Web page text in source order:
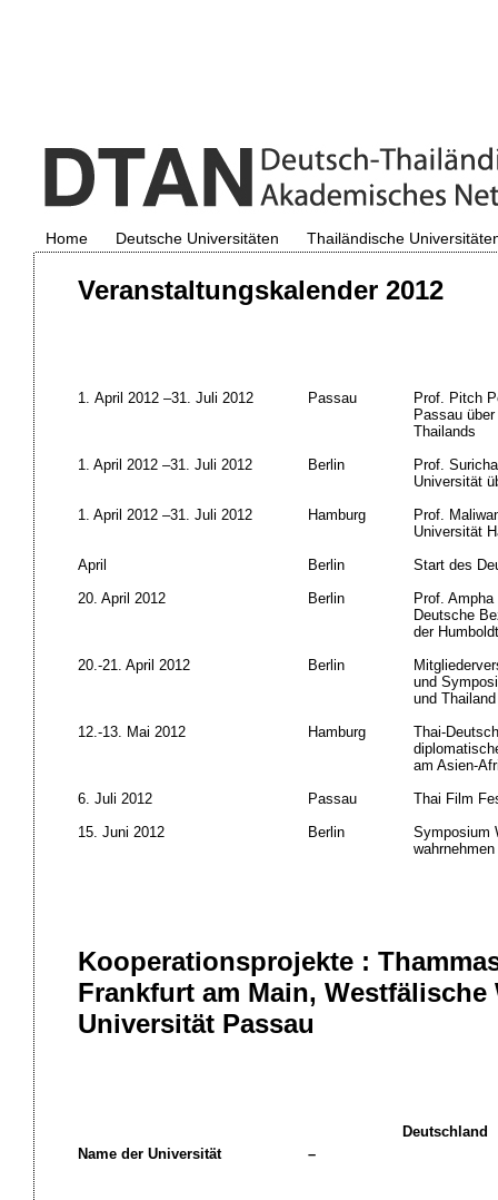
Home Deutsche Universitäten Thailändische
Veranstaltungskalender 2012
1. April 2012 –31. Juli 2012 Passau
Prof. Pitch
Passau
Thailands
1. April 2012 –31. Juli 2012
Berlin
Prof.
Universität
1. April 2012 –31. Juli 2012
Hamburg
Prof.
Universität
April
Berlin
Start des
20. April 2012
Berlin
Prof.
Deutsche
der
20.-21. April 2012
Berlin
und
und
12.-13. Mai 2012
Hamburg
Thai-
am Asien-
6. Juli 2012
Passau
Thai Film
15. Juni 2012
Berlin
Symposium
Kooperationsprojekte :
Frankfurt am Main,
Universität Passau
Deutschland
Name der Universität
–